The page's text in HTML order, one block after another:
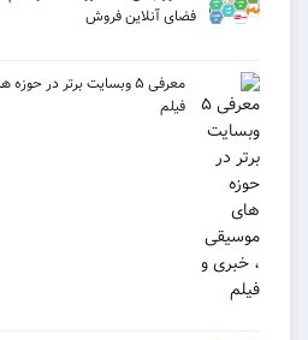
فضای آنلاین فروش
معرفی ۵ وبسایت برتر در
فیلم